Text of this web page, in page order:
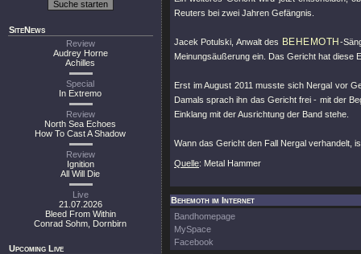
SiteNews
Review
Audrey Horne
Achilles
Special
In Extremo
Review
North Sea Echoes
How To Cast A Shadow
Review
Ignition
All Will Die
Live
21.07.2026
Bleed From Within
Conrad Sohm, Dornbirn
Upcoming Live
Reuters bei zwei Jahren Gefängnis.
Jacek Potulski, Anwalt des BEHEMOTH -
Meinungsäußerung ein. Das Gericht hat diese
Erst im August 2011 musste sich Nergal vor
Damals sprach ihn das Gericht frei - mit der
Einklang mit der Ausrichtung der Band stehe.
Wann das Gericht den Fall Nergal verhandelt,
Quelle: Metal Hammer
Behemoth im Internet
Bandhomepage
MySpace
Facebook